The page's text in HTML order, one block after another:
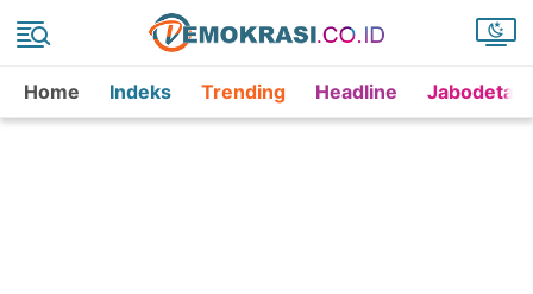
Home Indeks Trending Headline